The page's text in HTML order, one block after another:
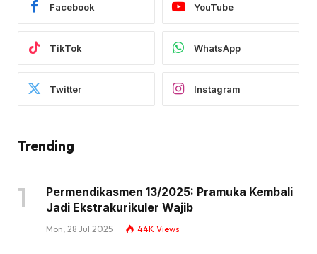
Facebook YouTube
TikTok WhatsApp
Twitter Instagram
Trending
Permendikasmen 13/2025: Pramuka Kembali
Jadi Ekstrakurikuler Wajib
Mon, 28 Jul 2025 44K Views